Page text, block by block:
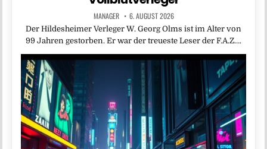
MANAGER 6. AUGUST 2026
Der Hildesheimer Verleger W. Georg Olms ist im Alter von
99 Jahren gestorben. Er war der treueste Leser der F.A.Z….